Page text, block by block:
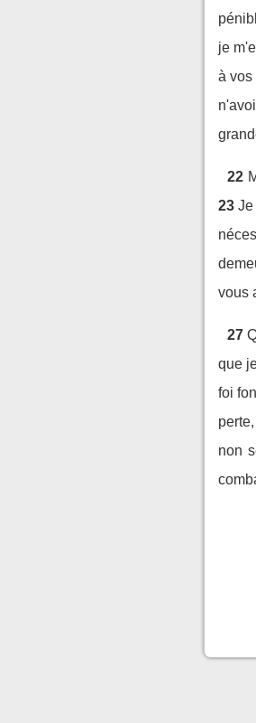
je
à vos
22
23
vous
27
que
foi
non